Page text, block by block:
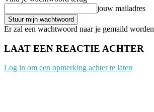
jouw mailadres
Er zal een wachtwoord naar je gemaild worden
LAAT EEN REACTIE ACHTER
Log in om een opmerking achter te laten